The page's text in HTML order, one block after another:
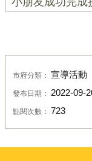
市府分類： 宣導活動
發布日期： 2022-09-
點閱次數： 723